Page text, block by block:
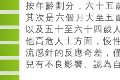
按年齡劃分，六十五
其次是六個月大至五
以及五十至六十四歲
他高危人士方面，慢
流感針的反應奇差，
兒有不良影響、認為